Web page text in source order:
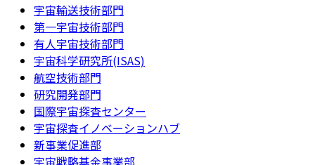
宇宙輸送技術部門
第一宇宙技術部門
有人宇宙技術部門
宇宙科学研究所(ISAS)
航空技術部門
研究開発部門
国際宇宙探査センター
宇宙探査イノベーションハブ
新事業促進部
宇宙戦略基金事業部